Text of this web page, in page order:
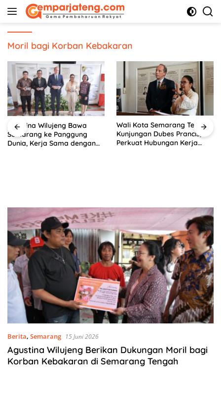
Langsung
Moril bagi Korban Kebakaran
Agustina Wilujeng Bawa
Semarang ke Panggung
Dunia, Kerja Sama dengan
Wali Kota Semarang Terima
Kunjungan Dubes Prancis,
Perkuat Hubungan Kerja
Berita, Semarang 15 Juni 2026
Agustina Wilujeng Berikan Dukungan Moril bagi
Korban Kebakaran di Semarang Tengah